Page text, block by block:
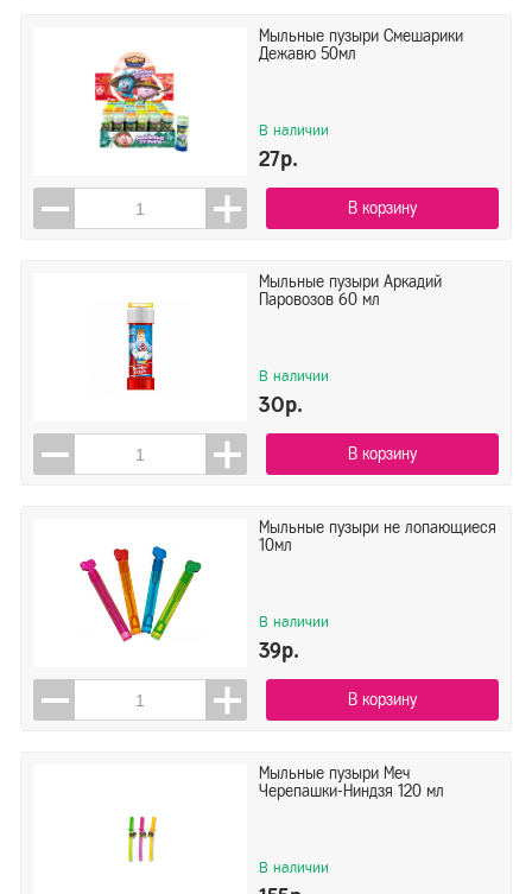
Мыльные пузыри Смешарики
Дежавю 50мл
В наличии
27р.
В корзину
Мыльные пузыри Аркадий
Паровозов 60 мл
В наличии
30р.
В корзину
Мыльные пузыри не лопающиеся
10мл
В наличии
39р.
В корзину
Мыльные пузыри Меч
Черепашки-Ниндзя 120 мл
В наличии